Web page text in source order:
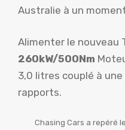
Australie à un
Alimenter le nouveau
260kW/500Nm
3,0 litres couplé à
rapports.
Chasing Cars a repéré